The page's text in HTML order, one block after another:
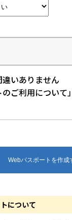
いありません
のご利用につい
について